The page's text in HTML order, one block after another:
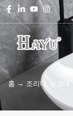
홈 → 조리대 싱크대